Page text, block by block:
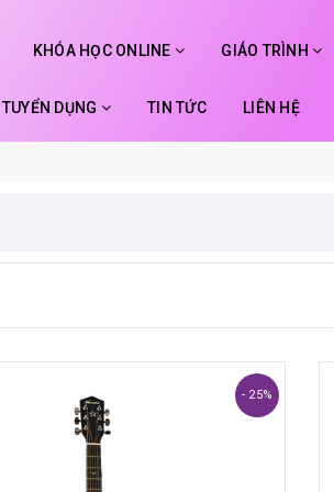
KHÓA HỌC ONLINE GIÁO TRÌNH
TUYỂN DỤNG TIN TỨC LIÊN HỆ
- 25%